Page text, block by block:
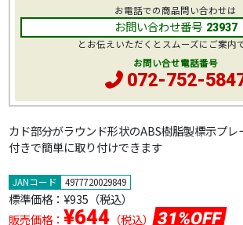
カド部分がラウンド形状のABS樹脂製標示プ
付きで簡単に取り付けできます
JANコード 4977720029849
標準価格： ¥935 （税込）
販売価格： ¥644 （税込） 31%OFF
お電話での商品問い合わせは
お問い合わせ番号 23937
とお伝えいただくとスムーズにご案内
お問い合せ電話番号
072-752-